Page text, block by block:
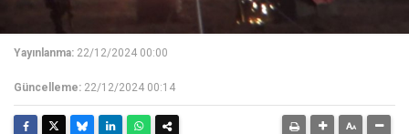
Yayınlanma: 22/12/2024 00:00
Güncelleme: 22/12/2024 00:14